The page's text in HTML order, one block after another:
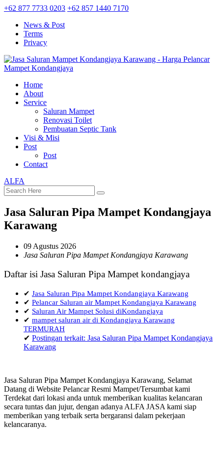
+62 877 7733 0203 +62 857 1440 7170
News & Post
Terms
Privacy
Home
About
Service
Saluran Mampet
Renovasi Toilet
Pembuatan Septic Tank
Visi & Misi
Post
Post
Contact
ALFA
Jasa Saluran Pipa Mampet Kondangjaya
Karawang
09 Agustus 2026
Jasa Saluran Pipa Mampet Kondangjaya Karawang
Daftar isi Jasa Saluran Pipa Mampet kondangjaya
✔ Jasa Saluran Pipa Mampet Kondangjaya Karawang
✔ Pelancar Saluran air Mampet Kondangjaya Karawang
✔ Saluran Air Mampet Solusi diKondangjaya
✔ mampet saluran air di Kondangjaya Karawang
TERMURAH
✔ Postingan terkait: Jasa Saluran Pipa Mampet Kondangjaya
Karawang
Jasa Saluran Pipa Mampet Kondangjaya Karawang, Selamat
Datang di Website Pelancar Resmi Mampet/Tersumbat kami
Terdekat dari lokasi anda untuk memberikan kualitas kelancaran
secara tuntas dan jujur, dengan adanya ALFA JASA kami siap
memberikan yang terbaik serta bergaransi dalam pekerjaan
kelancaranya.